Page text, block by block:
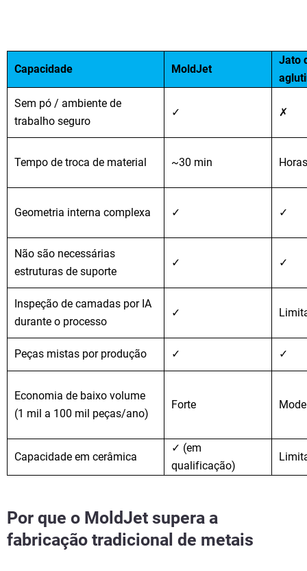
Capacidade MoldJet
Jato
Sem pó / ambiente de
trabalho seguro
✓ ✗
Tempo de troca de material ~30 min Horas
Geometria interna complexa ✓ ✓
Não são necessárias
estruturas de suporte
✓ ✓
Inspeção de camadas por IA
durante o processo
✓
Peças mistas por produção ✓ ✓
Economia de baixo volume
(1 mil a 100 mil peças/ano)
Forte
Capacidade em cerâmica
✓ (em
qualificação)
Por que o MoldJet supera a
fabricação tradicional de metais